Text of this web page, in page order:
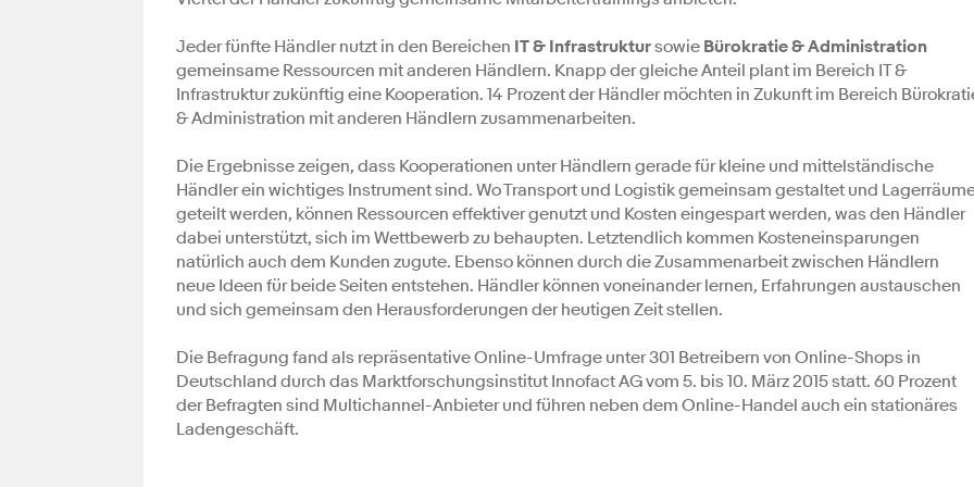
Jeder fünfte Händler nutzt in den Bereichen IT & Infrastruktursowie Bürokratie & Administration
gemeinsame Ressourcen mit anderen Händlern. Knapp der gleiche Anteil plant im Bereich IT &
Infrastruktur zukünftig eine Kooperation. 14 Prozent der Händler möchten in Zukunft im Bereich
& Administration mit anderen Händlern zusammenarbeiten.
Die Ergebnisse zeigen, dass Kooperationen unter Händlern gerade für kleine und mittelständische
Händler ein wichtiges Instrument sind. Wo Transport und Logistik gemeinsam gestaltet und
geteilt werden, können Ressourcen effektiver genutzt und Kosten eingespart werden, was den Händler
dabei unterstützt, sich im Wettbewerb zu behaupten. Letztendlich kommen Kosteneinsparungen
natürlich auch dem Kunden zugute. Ebenso können durch die Zusammenarbeit zwischen Händlern
neue Ideen für beide Seiten entstehen. Händler können voneinander lernen, Erfahrungen austauschen
und sich gemeinsam den Herausforderungen der heutigen Zeit stellen.
Die Befragung fand als repräsentative Online-Umfrage unter 301 Betreibern von Online-Shops in
Deutschland durch das Marktforschungsinstitut Innofact AG vom 5. bis 10. März 2015 statt. 60 Prozent
der Befragten sind Multichannel-Anbieter und führen neben dem Online-Handel auch ein stationäres
Ladengeschäft.